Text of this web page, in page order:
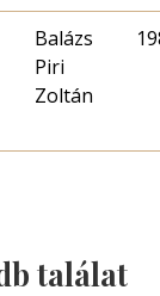
Balázs
Piri
Zoltán
találat